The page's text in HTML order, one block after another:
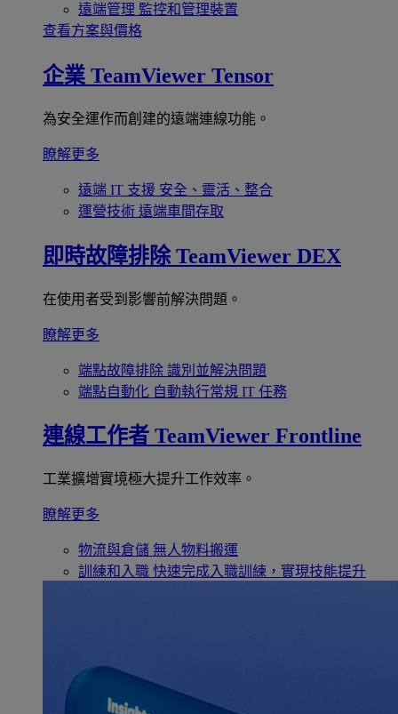
遠端管理 監控和管理裝置
查看方案與價格
企業 TeamViewer Tensor
為安全運作而創建的遠端連線功能。
瞭解更多
遠端 IT 支援 安全、靈活、整合
運營技術 遠端車間存取
即時故障排除 TeamViewer DEX
在使用者受到影響前解決問題。
瞭解更多
端點故障排除 識別並解決問題
端點自動化 自動執行常規 IT 任務
連線工作者 TeamViewer Frontline
工業擴增實境極大提升工作效率。
瞭解更多
物流與倉儲 無人物料搬運
訓練和入職 快速完成入職訓練，實現技能提升